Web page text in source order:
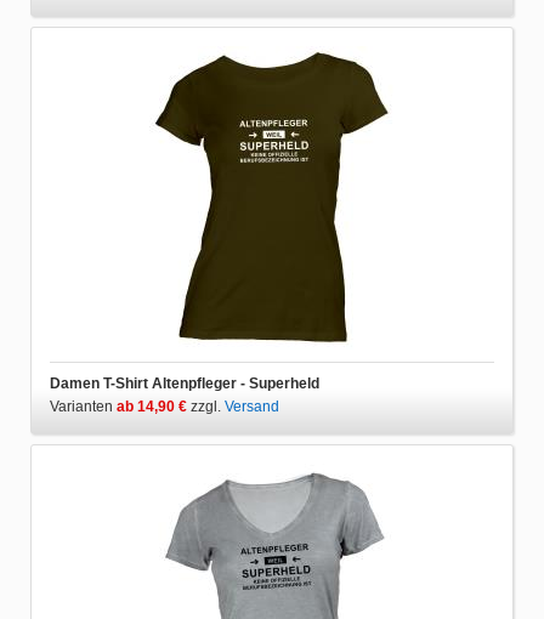
Damen T-Shirt Altenpfleger - Superheld
Varianten ab 14,90 € zzgl. Versand